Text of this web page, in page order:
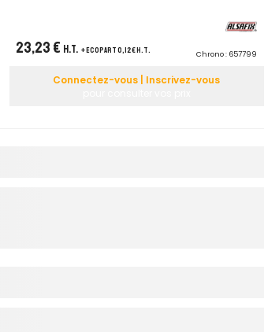
23,23 € H.T. + ecopart 0,12 € H.T. Chrono : 657799
Connectez-vous | Inscrivez-vous